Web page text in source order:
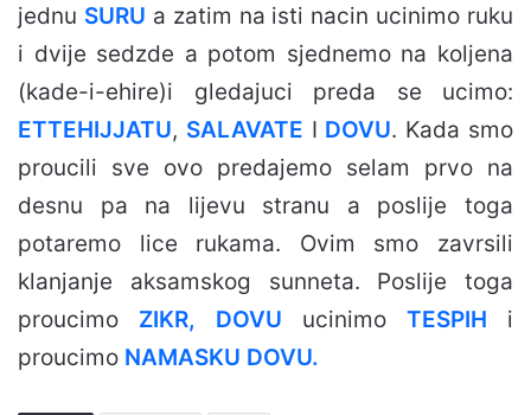
jednu SURU a zatim na isti nacin ucinimo ruku
i dvije sedzde a potom sjednemo na koljena
(kade-i-ehire)i gledajuci preda se ucimo:
ETTEHIJJATU, SALAVATE I DOVU. Kada smo
proucili sve ovo predajemo selam prvo na
desnu pa na lijevu stranu a poslije toga
potaremo lice rukama. Ovim smo zavrsili
klanjanje aksamskog sunneta. Poslije toga
proucimo ZIKR, DOVU ucinimo TESPIH i
proucimo NAMASKU DOVU.